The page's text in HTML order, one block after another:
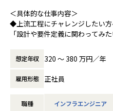
・アプリ向けサーバ設計構築（
・大手クライアント向け仮想環
ctive Directory）
＜安心のサポート体制＞
・教育担当が1on1でフォロー
└配属先はチーム＋教育係体制
＜具体的な仕事内容＞
◆上流工程にチャレンジしたい
「設計や要件定義に関わってみ
そんな方には700社以上の中から
ご紹介しています。
たとえば、ヨガ配信アプリやEC
設計など、上流フェーズから関
ひとりで悩まず、安心して挑戦で
想定年収 320 〜 380 万円／年
雇用形態 正社員
職種 インフラエンジニア